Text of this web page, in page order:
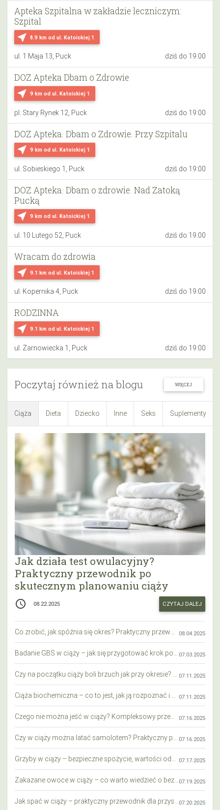
near_me 8.9 km od ul. Katoickiej 1
Apteka Szpitalna w zakładzie leczniczym:
Szpital
ul. 1 Maja 13, Puck dziś do 19:00
near_me 9 km od ul. Katoickiej 1
DOZ Apteka Dbam o Zdrowie
pl. Stary Rynek 12, Puck dziś do 19:00
near_me 9 km od ul. Katoickiej 1
DOZ Apteka. Dbam o Zdrowie. Przy Szpitalu
ul. Sobieskiego 1, Puck dziś do 19:00
near_me 9 km od ul. Katoickiej 1
DOZ Apteka. Dbam o zdrowie. Nad Zatoką
Pucką
ul. 10 Lutego 52, Puck dziś do 19:00
near_me 9.1 km od ul. Katoickiej 1
Wracam do zdrowia
ul. Kopernika 4, Puck dziś do 19:00
near_me 9.1 km od ul. Katoickiej 1
RODZINNA
ul. Żarnowiecka 1, Puck dziś do 19:00
Poczytaj również na blogu WIĘCEJ
Ciąża Dieta Dziecko Inne Seks Suplementy
Jak działa test owulacyjny?
Praktyczny przewodnik po
skutecznym planowaniu ciąży
access_time 08.22.2025 CZYTAJ DALEJ
08.04.2025
07.03.2025
07.11.2025
07.11.2025
07.16.2025
07.16.2025
07.17.2025
07.19.2025
07.20.2025